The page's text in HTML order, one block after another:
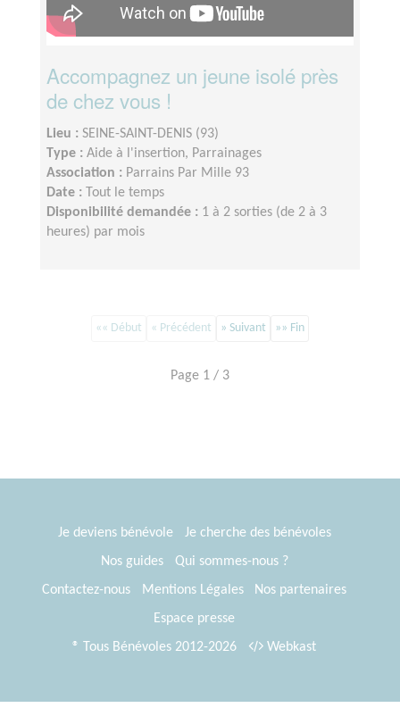
Accompagnez un jeune isolé près
de chez vous !
Lieu : SEINE-SAINT-DENIS (93)
Type : Aide à l'insertion, Parrainages
Association : Parrains Par Mille 93
Date :
Tout le temps
Disponibilité demandée : 1 à 2 sorties (de 2 à 3
heures) par mois
«« Début « Précédent » Suivant »» Fin
Page 1 / 3
Je deviens bénévole
Je cherche des bénévoles
Nos guides
Qui sommes-nous ?
Contactez-nous
Mentions Légales
Nos partenaires
Espace presse
® Tous Bénévoles 2012-2026
Webkast